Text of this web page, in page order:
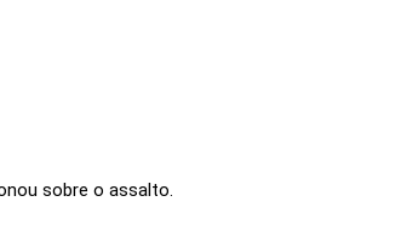
sobre o assalto.